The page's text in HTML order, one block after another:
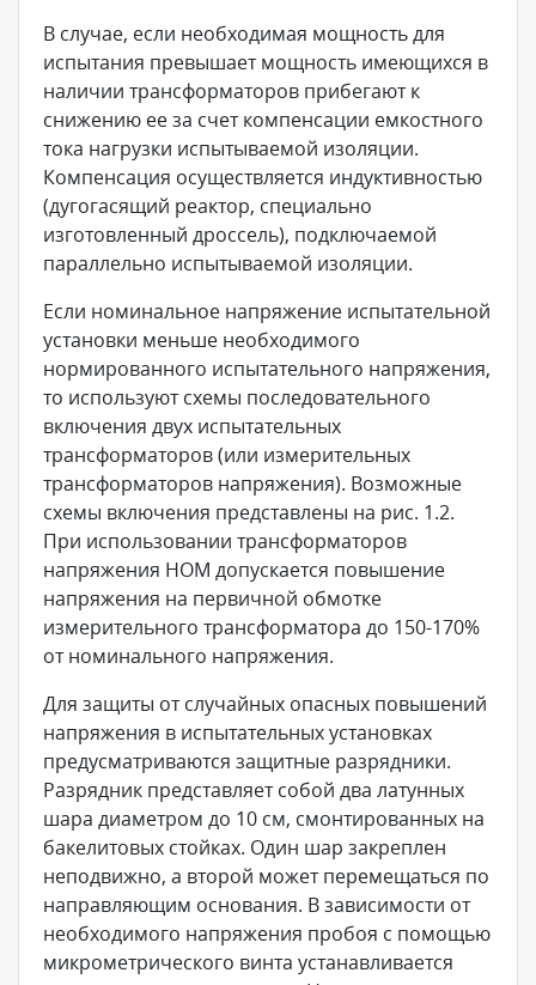
В случае, если необходимая мощность для
испытания превышает мощность имеющихся в
наличии трансформаторов прибегают к
снижению ее за счет компенсации емкостного
тока нагрузки испытываемой изоляции.
Компенсация осуществляется индуктивностью
(дугогасящий реактор, специально
изготовленный дроссель), подключаемой
параллельно испытываемой изоляции.
Если номинальное напряжение испытательной
установки меньше необходимого
нормированного испытательного напряжения,
то используют схемы последовательного
включения двух испытательных
трансформаторов (или измерительных
трансформаторов напряжения). Возможные
схемы включения представлены на рис. 1.2.
При использовании трансформаторов
напряжения НОМ допускается повышение
напряжения на первичной обмотке
измерительного трансформатора до 150-170%
от номинального напряжения.
Для защиты от случайных опасных повышений
напряжения в испытательных установках
предусматриваются защитные разрядники.
Разрядник представляет собой два латунных
шара диаметром до 10 см, смонтированных на
бакелитовых стойках. Один шар закреплен
неподвижно, а второй может перемещаться по
направляющим основания. В зависимости от
необходимого напряжения пробоя с помощью
микрометрического винта устанавливается